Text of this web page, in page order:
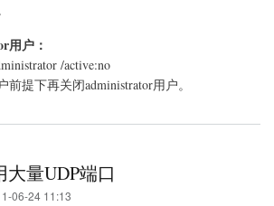
用户：
/active:no
提下再关闭administrator用户。
量UDP端口
06-24 11:13